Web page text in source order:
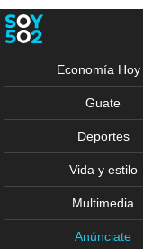
Economía Hoy
Guate
Deportes
Vida y estilo
Multimedia
Anúnciate